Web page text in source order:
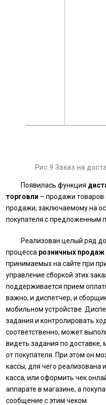
Рис.9 Заказ на
Появилась функция
торговли – продажи товаров
продажи, заключаемому на
покупателя с предложенным
Реализован целый ряд
процесса розничных продаж
принимаемых на сайте при
управление сборкой этих
поддерживается прием
важно, и диспетчер, и
мобильном устройстве.
задания и контролировать
соответственно, может
видеть задания по доставке,
от покупателя. При этом он
кассы, для чего реализована
касса, или оформить чек
аппарате в магазине, а
сообщение с этим чеком.